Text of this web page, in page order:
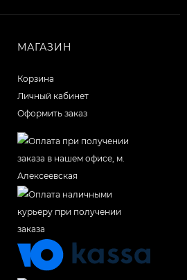
МАГАЗИН
Корзина
Личный кабинет
Оформить заказ